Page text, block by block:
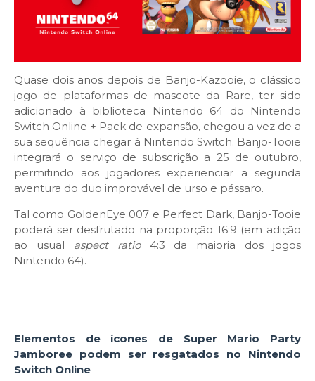
Quase dois anos depois de Banjo-Kazooie, o clássico
jogo de plataformas de mascote da Rare, ter sido
adicionado à biblioteca Nintendo 64 do Nintendo
Switch Online + Pack de expansão, chegou a vez de a
sua sequência chegar à Nintendo Switch. Banjo-Tooie
integrará o serviço de subscrição a 25 de outubro,
permitindo aos jogadores experienciar a segunda
aventura do duo improvável de urso e pássaro.
Tal como GoldenEye 007 e Perfect Dark, Banjo-Tooie
poderá ser desfrutado na proporção 16:9 (em adição
ao usual aspect ratio 4:3 da maioria dos jogos
Nintendo 64).
Elementos de ícones de Super Mario Party
Jamboree podem ser resgatados no Nintendo
Switch Online